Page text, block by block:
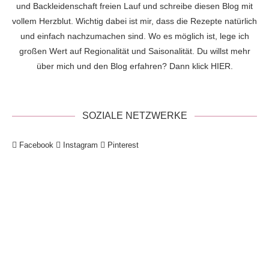
und Backleidenschaft freien Lauf und schreibe diesen Blog mit
vollem Herzblut. Wichtig dabei ist mir, dass die Rezepte natürlich
und einfach nachzumachen sind. Wo es möglich ist, lege ich
großen Wert auf Regionalität und Saisonalität. Du willst mehr
über mich und den Blog erfahren? Dann klick HIER
SOZIALE NETZWERKE
Facebook Instagram Pinterest